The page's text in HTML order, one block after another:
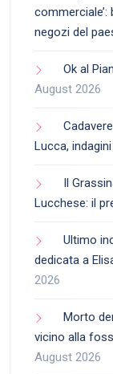
negozi del
Ok al
August 2026
Lucca,
Il
Lucchese: il
Ultimo
dedicata a
2026
Morto
vicino alla
August 2026